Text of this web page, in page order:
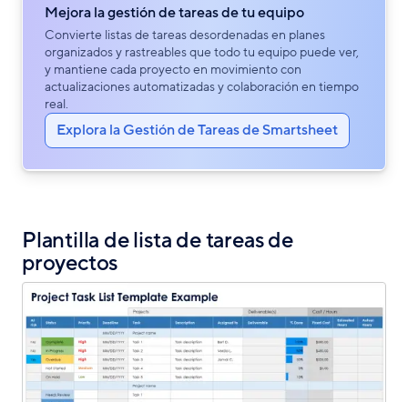
Mejora la gestión de tareas de tu equipo
Convierte listas de tareas desordenadas en planes
organizados y rastreables que todo tu equipo puede ver,
y mantiene cada proyecto en movimiento con
actualizaciones automatizadas y colaboración en tiempo
real.
Explora la Gestión de Tareas de Smartsheet
Plantilla de lista de tareas de
proyectos